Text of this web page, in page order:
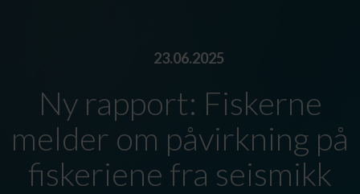
23.06.2025
Ny rapport: Fiskerne
melder om påvirkning på
fiskeriene fra seismikk